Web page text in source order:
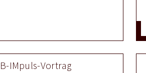
B-IMpuls-Vortrag